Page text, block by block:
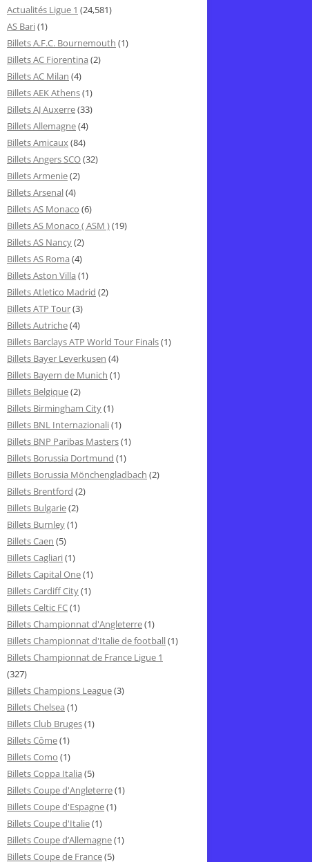
Actualités Ligue 1 (24,581)
AS Bari(1)
Billets A.F.C. Bournemouth (1)
Billets AC Fiorentina (2)
Billets AC Milan (4)
Billets AEK Athens(1)
Billets AJ Auxerre(33)
Billets Allemagne(4)
Billets Amicaux(84)
Billets Angers SCO(32)
Billets Armenie(2)
Billets Arsenal(4)
Billets AS Monaco (6)
Billets AS Monaco ( ASM )(19)
Billets AS Nancy(2)
Billets AS Roma (4)
Billets Aston Villa (1)
Billets Atletico Madrid (2)
Billets ATP Tour(3)
Billets Autriche(4)
Billets Barclays ATP World Tour Finals(1)
Billets Bayer Leverkusen (4)
Billets Bayern de Munich (1)
Billets Belgique(2)
Billets Birmingham City(1)
Billets BNL Internazionali(1)
Billets BNP Paribas Masters(1)
Billets Borussia Dortmund (1)
Billets Borussia Mönchengladbach (2)
Billets Brentford (2)
Billets Bulgarie(2)
Billets Burnley(1)
Billets Caen (5)
Billets Cagliari(1)
Billets Capital One(1)
Billets Cardiff City(1)
Billets Celtic FC(1)
Billets Championnat d'Angleterre(1)
Billets Championnat d'Italie de football(1)
Billets Championnat de France Ligue 1
(327)
Billets Champions League(3)
Billets Chelsea (1)
Billets Club Bruges(1)
Billets Côme(1)
Billets Como (1)
Billets Coppa Italia (5)
Billets Coupe d'Angleterre(1)
Billets Coupe d'Espagne(1)
Billets Coupe d'Italie(1)
Billets Coupe d’Allemagne(1)
Billets Coupe de France(5)